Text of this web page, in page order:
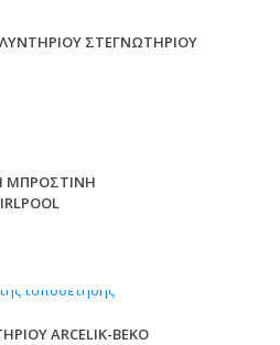
ΣΤΕΓΝΩΤΗΡΙΟΥ
ARCELIK-BEKO